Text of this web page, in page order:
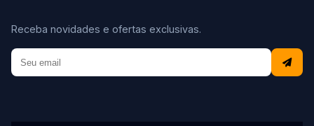
Receba novidades e ofertas exclusivas.